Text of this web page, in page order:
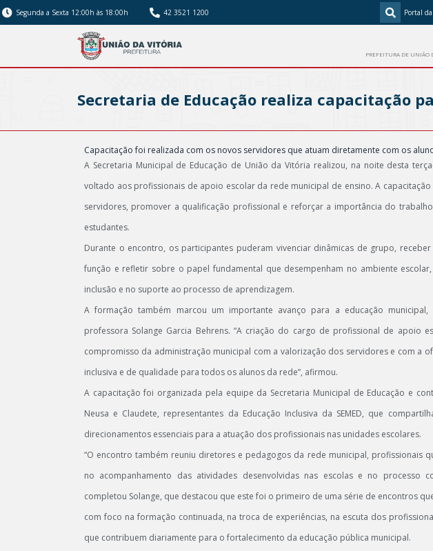
Segunda a Sexta 12:00h às 18:00h 42 3521 1200 Portal
PREFEITURA DE UNIÃO
Secretaria de Educação realiza capacitação
Capacitação foi realizada com os novos servidores que atuam diretamente com os
A Secretaria Municipal de Educação de União da Vitória realizou, na noite desta
voltado aos profissionais de apoio escolar da rede municipal de ensino. A
servidores, promover a qualificação profissional e reforçar a importância do
estudantes.
Durante o encontro, os participantes puderam vivenciar dinâmicas de grupo,
função e refletir sobre o papel fundamental que desempenham no ambiente
inclusão e no suporte ao processo de aprendizagem.
A formação também marcou um importante avanço para a educação municipal,
professora Solange Garcia Behrens. “A criação do cargo de profissional de apoio
compromisso da administração municipal com a valorização dos servidores e com a
inclusiva e de qualidade para todos os alunos da rede”, afirmou.
A capacitação foi organizada pela equipe da Secretaria Municipal de Educação e
Neusa e Claudete, representantes da Educação Inclusiva da SEMED, que
direcionamentos essenciais para a atuação dos profissionais nas unidades escolares.
“O encontro também reuniu diretores e pedagogos da rede municipal, profissionais
no acompanhamento das atividades desenvolvidas nas escolas e no processo
completou Solange, que destacou que este foi o primeiro de uma série de encontros
com foco na formação continuada, na troca de experiências, na escuta dos
que contribuem diariamente para o fortalecimento da educação pública municipal.